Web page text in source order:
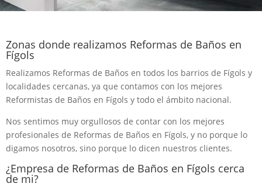
Zonas donde realizamos Reformas de Baños en
Fígols
Realizamos Reformas de Baños en todos los barrios de Fígols y
localidades cercanas, ya que contamos con los mejores
Reformistas de Baños en Fígols y todo el ámbito nacional.
Nos sentimos muy orgullosos de contar con los mejores
profesionales de Reformas de Baños en Fígols, y no porque lo
digamos nosotros, sino porque lo dicen nuestros clientes.
¿Empresa de Reformas de Baños en Fígols cerca
de mi?